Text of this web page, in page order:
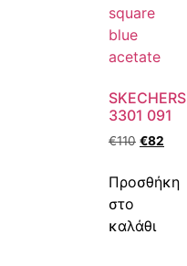
SKECHERS
3301 091
€110 €82
Προσθήκη
στο
καλάθι